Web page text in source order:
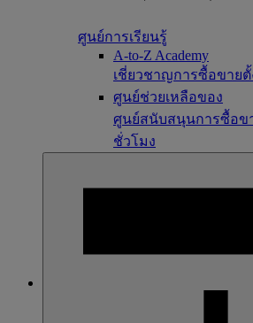
ศูนย์การเรียนรู้
A-to-Z Academy
เชี่ยวชาญการซื้อขายตั้
ศูนย์ช่วยเหลือของ
ศูนย์สนับสนุนการซื้อข
ชั่วโมง